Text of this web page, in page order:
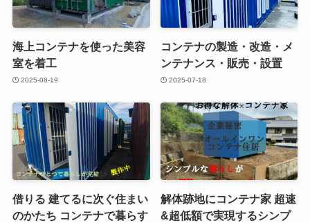
海上コンテナを使った美容
室を着工
2025-08-19
コンテナの製造・改造・メ
ンテナンス・販売・設置
2025-07-18
借りる 建てるに次ぐ住まい
のかたち コンテナで暮らす
解体跡地にコンテナ家 超速
&超低額で実現するシンプ